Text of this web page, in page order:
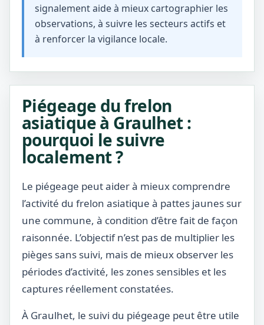
signalement aide à mieux cartographier les
observations, à suivre les secteurs actifs et
à renforcer la vigilance locale.
Piégeage du frelon
asiatique à Graulhet :
pourquoi le suivre
localement ?
Le piégeage peut aider à mieux comprendre
l’activité du frelon asiatique à pattes jaunes sur
une commune, à condition d’être fait de façon
raisonnée. L’objectif n’est pas de multiplier les
pièges sans suivi, mais de mieux observer les
périodes d’activité, les zones sensibles et les
captures réellement constatées.
À Graulhet, le suivi du piégeage peut être utile